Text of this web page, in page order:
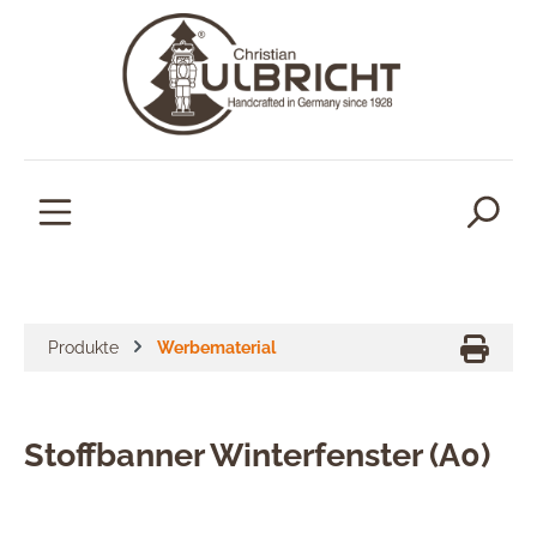
Produkte Werbematerial
Stoffbanner Winterfenster (A0)